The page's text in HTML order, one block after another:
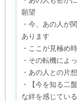
願望
・今、あの人が
あります
・ここが見極め
・その転機によ
・あの人との
・【今を知る二
な絆を感じてい